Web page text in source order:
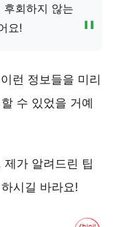
회하지 않는
요!
런 정보들을 미리
수 있었을 거예
가 알려드린 팁
시길 바라요!